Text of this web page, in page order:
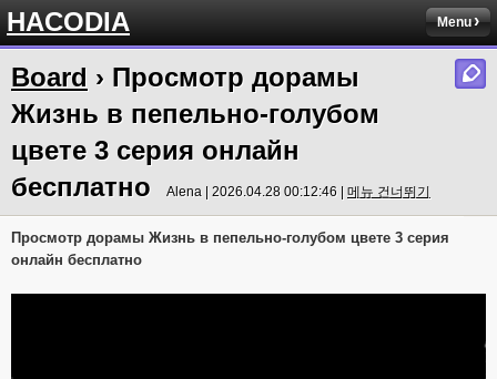
HACODIA Menu
Board › Просмотр дорамы
Жизнь в пепельно-голубом
цвете 3 серия онлайн
бесплатно
Alena | 2026.04.28 00:12:46 | 메뉴 건너뛰기
Просмотр дорамы Жизнь в пепельно-голубом цвете 3 серия
онлайн бесплатно